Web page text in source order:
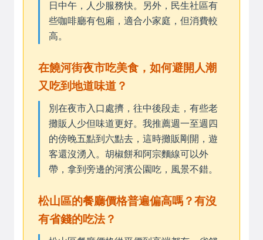
日中午，人少服務快。另外，民生社區有
些咖啡廳有包廂，適合小家庭，但消費較
高。
在饒河街夜市吃美食，如何避開人潮
又吃到地道味道？
別在夜市入口處擠，往中後段走，有些老
攤販人少但味道更好。我推薦週一至週四
的傍晚五點到六點去，這時攤販剛開，遊
客還沒湧入。胡椒餅和阿宗麵線可以外
帶，拿到旁邊的河濱公園吃，風景不錯。
松山區的餐廳價格普遍偏高嗎？有沒
有省錢的吃法？